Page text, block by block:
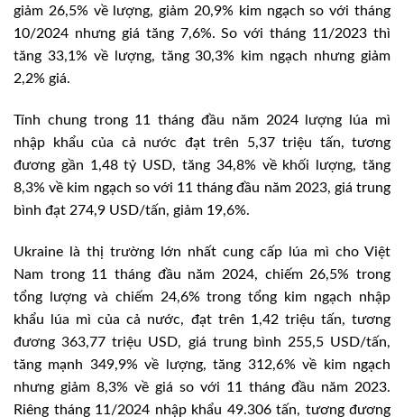
giảm 26,5% về lượng, giảm 20,9% kim ngạch so với tháng
10/2024 nhưng giá tăng 7,6%. So với tháng 11/2023 thì
tăng 33,1% về lượng, tăng 30,3% kim ngạch nhưng giảm
2,2% giá.
Tính chung trong 11 tháng đầu năm 2024 lượng lúa mì
nhập khẩu của cả nước đạt trên 5,37 triệu tấn, tương
đương gần 1,48 tỷ USD, tăng 34,8% về khối lượng, tăng
8,3% về kim ngạch so với 11 tháng đầu năm 2023, giá trung
bình đạt 274,9 USD/tấn, giảm 19,6%.
Ukraine là thị trường lớn nhất cung cấp lúa mì cho Việt
Nam trong 11 tháng đầu năm 2024, chiếm 26,5% trong
tổng lượng và chiếm 24,6% trong tổng kim ngạch nhập
khẩu lúa mì của cả nước, đạt trên 1,42 triệu tấn, tương
đương 363,77 triệu USD, giá trung bình 255,5 USD/tấn,
tăng mạnh 349,9% về lượng, tăng 312,6% về kim ngạch
nhưng giảm 8,3% về giá so với 11 tháng đầu năm 2023.
Riêng tháng 11/2024 nhập khẩu 49.306 tấn, tương đương